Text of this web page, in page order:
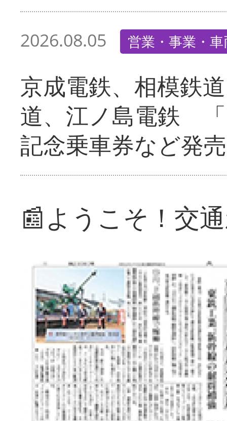
2026.08.05 営業・事業・
京成電鉄、相模鉄
道、江ノ島電鉄
記念乗車券など発売
📰ようこそ！交